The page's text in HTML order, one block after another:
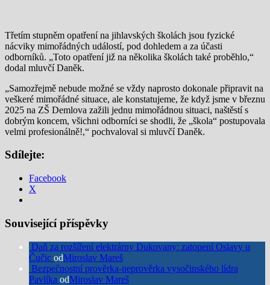
Třetím stupněm opatření na jihlavských školách jsou fyzické
nácviky mimořádných událostí, pod dohledem a za účasti
odborníků. „Toto opatření již na několika školách také proběhlo,“
dodal mluvčí Daněk.
„Samozřejmě nebude možné se vždy naprosto dokonale připravit na
veškeré mimořádné situace, ale konstatujeme, že když jsme v březnu
2025 na ZŠ Demlova zažili jednu mimořádnou situaci, naštěstí s
dobrým koncem, všichni odborníci se shodli, že „škola“ postupovala
velmi profesionálně!,“ pochvaloval si mluvčí Daněk.
Sdílejte:
Facebook
X
Související příspěvky
Daň za rozšíření elektrárny Dukovany: zatopení Oslavy u
Čučic odMiroslav Mareš
Bezpečnostní prověrka-neprověrka vysočinského lídra
Pavlíka odMiroslav Mareš